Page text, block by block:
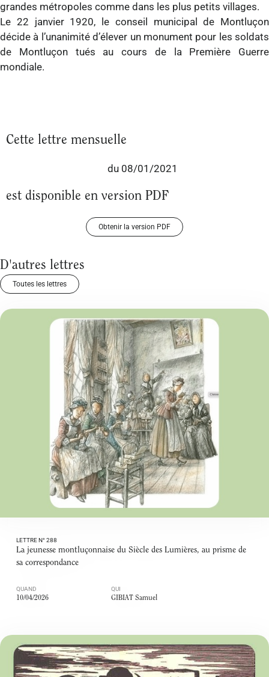
grandes métropoles comme dans les plus petits villages.
Le 22 janvier 1920, le conseil municipal de Montluçon
décide à l’unanimité d’élever un monument pour les soldats
de Montluçon tués au cours de la Première Guerre
mondiale.
Cette lettre mensuelle
du 08/01/2021
est disponible en version PDF
Obtenir la version PDF
D'autres lettres
Toutes les lettres
LETTRE N° 288
La jeunesse montluçonnaise du Siècle des Lumières, au prisme de
sa correspondance
QUAND
10/04/2026
QUI
GIBIAT Samuel